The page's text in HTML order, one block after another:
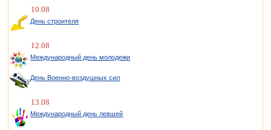
10.08
День строителя
12.08
Международный день молодежи
День Военно-воздушных сил
13.08
Международный день левшей